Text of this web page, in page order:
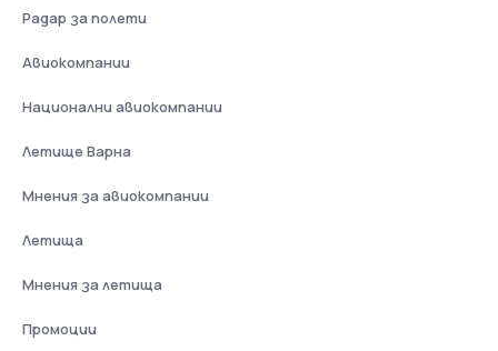
Радар за полети
Авиокомпании
Национални авиокомпании
Летище Варна
Мнения за авиокомпании
Летища
Мнения за летища
Промоции